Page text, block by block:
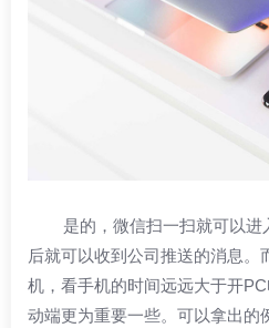
是的，微信扫一扫就可以进
后就可以收到公司推送的消息。
机，看手机的时间远远大于开
动端更为重要一些。可以拿出的